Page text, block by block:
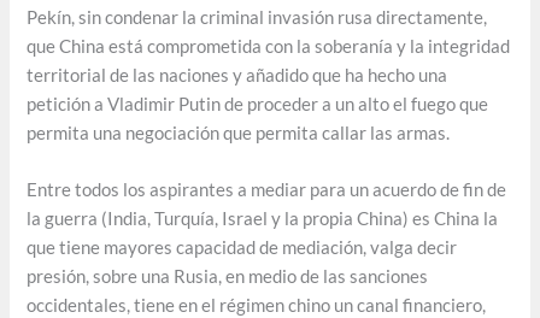
Pekín, sin condenar la criminal invasión rusa directamente,
que China está comprometida con la soberanía y la integridad
territorial de las naciones y añadido que ha hecho una
petición a Vladimir Putin de proceder a un alto el fuego que
permita una negociación que permita callar las armas.
Entre todos los aspirantes a mediar para un acuerdo de fin de
la guerra (India, Turquía, Israel y la propia China) es China la
que tiene mayores capacidad de mediación, valga decir
presión, sobre una Rusia, en medio de las sanciones
occidentales, tiene en el régimen chino un canal financiero,